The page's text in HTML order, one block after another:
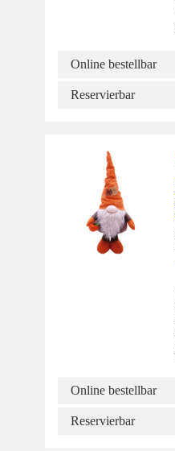
Online bestellbar
Reservierbar
Online bestellbar
Reservierbar